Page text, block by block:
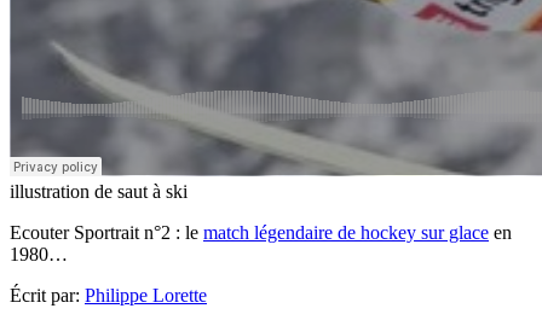
illustration de saut à ski
Ecouter Sportrait n°2 : le match légendaire de hockey sur glace en
1980…
Écrit par: Philippe Lorette